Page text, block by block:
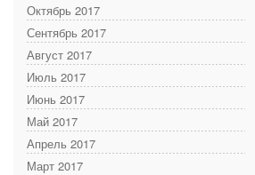
Октябрь 2017
Сентябрь 2017
Август 2017
Июль 2017
Июнь 2017
Май 2017
Апрель 2017
Март 2017